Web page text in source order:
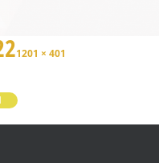
1201 × 401